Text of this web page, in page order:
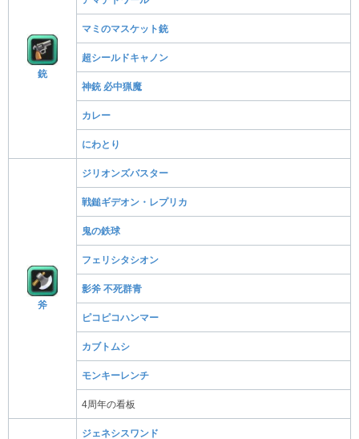
銃
マミのマスケット銃
超シールドキャノン
神銃 必中猟魔
カレー
にわとり
斧
ジリオンズバスター
戦鎚ギデオン・レプリカ
鬼の鉄球
フェリシタシオン
影斧 不死群青
ピコピコハンマー
カブトムシ
モンキーレンチ
4周年の看板
ジェネシスワンド